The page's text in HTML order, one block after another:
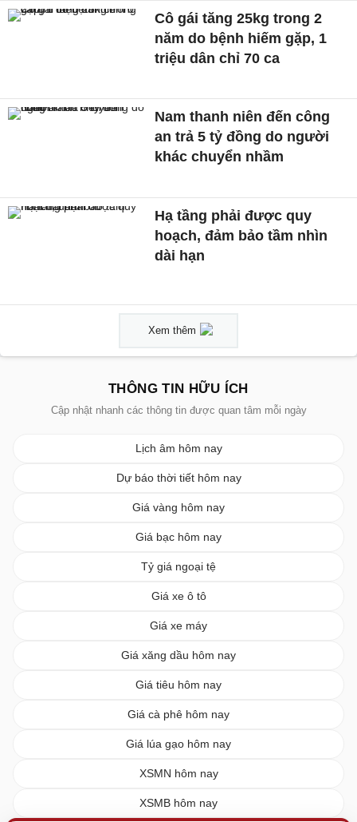
Cô gái tăng 25kg trong 2
năm do bệnh hiếm gặp, 1
triệu dân chỉ 70 ca
Nam thanh niên đến công
an trả 5 tỷ đồng do người
khác chuyển nhầm
Hạ tầng phải được quy
hoạch, đảm bảo tầm nhìn
dài hạn
Xem thêm
THÔNG TIN HỮU ÍCH
Cập nhật nhanh các thông tin được quan tâm mỗi ngày
Lịch âm hôm nay
Dự báo thời tiết hôm nay
Giá vàng hôm nay
Giá bạc hôm nay
Tỷ giá ngoại tệ
Giá xe ô tô
Giá xe máy
Giá xăng dầu hôm nay
Giá tiêu hôm nay
Giá cà phê hôm nay
Giá lúa gạo hôm nay
XSMN hôm nay
XSMB hôm nay